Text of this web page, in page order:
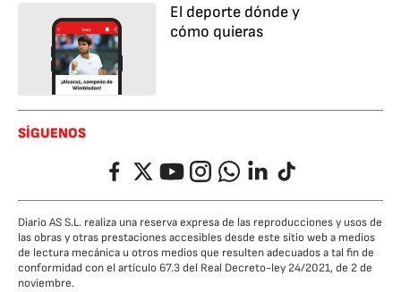
El deporte dónde y
cómo quieras
SÍGUENOS
FacebookTwitterYouTubeInstagramWhatsappLinkedIn
TikTok
Diario AS S.L. realiza una reserva expresa de las reproducciones y usos de
las obras y otras prestaciones accesibles desde este sitio web a medios
de lectura mecánica u otros medios que resulten adecuados a tal fin de
conformidad con el artículo 67.3 del Real Decreto-ley 24/2021, de 2 de
noviembre.